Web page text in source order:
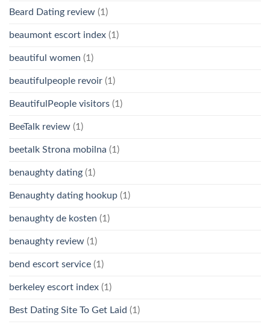
Beard Dating review (1)
beaumont escort index (1)
beautiful women (1)
beautifulpeople revoir (1)
BeautifulPeople visitors (1)
BeeTalk review (1)
beetalk Strona mobilna (1)
benaughty dating (1)
Benaughty dating hookup (1)
benaughty de kosten (1)
benaughty review (1)
bend escort service (1)
berkeley escort index (1)
Best Dating Site To Get Laid (1)